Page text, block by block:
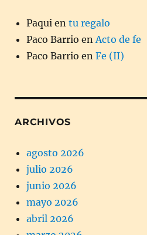
Paqui en tu regalo
Paco Barrio en Acto de fe
Paco Barrio en Fe (II)
ARCHIVOS
agosto 2026
julio 2026
junio 2026
mayo 2026
abril 2026